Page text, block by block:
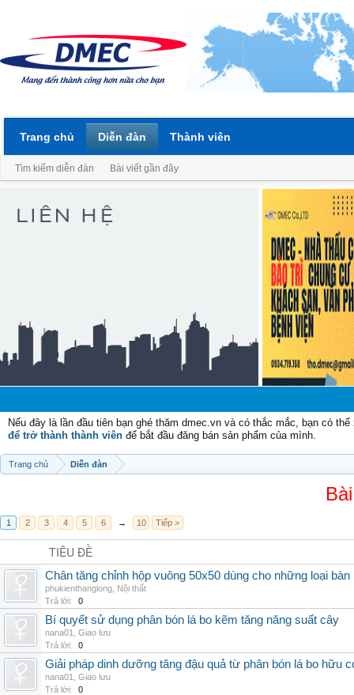
Nếu đây là lần đầu tiên bạn ghé thăm dmec.vn và có thắc mắc, bạn có
để trở thành thành viên để bắt đầu đăng bán sản phẩm của mình.
Trang chủ Diễn đàn
1 2 3 4 5 6 → 10 Tiếp >
TIÊU ĐỀ
Chân tăng chỉnh hộp vuông 50x50 dùng cho những loại bàn
phukienthanglong Nội thất
Trả lời:
0
Bí quyết sử dụng phân bón lá bo kẽm tăng năng suất cây
nana01
Giao lưu
Trả lời:
0
Giải pháp dinh dưỡng tăng đậu quả từ phân bón lá bo hữu
nana01
Giao lưu
Trả lời:
0
Trang chủ Diễn đàn
Tìm kiếm diễn đàn Bài viết gần đây
Thành viên